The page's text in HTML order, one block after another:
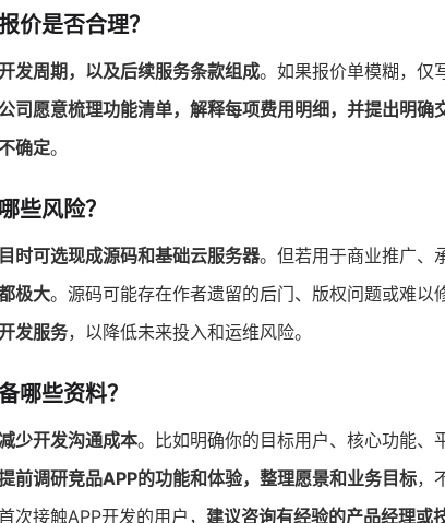
价是否合理？
发周期，以及后续服务条款组成。如果报价单模糊，仅
司愿意梳理功能清单，解释每项费用明细，并提出明确
确定。
些风险？
时可选现成源码和基础云服务器。但若用于商业推广、
极大。源码可能存在作者遗留的后门、版权问题或难以
发服务，以降低未来投入和运维风险。
哪些资料？
少开发沟通成本。比如明确你的目标用户、核心功能、
前调研竞品APP的功能和体验，整理愿景和业务目标，
次接触APP开发的用户， 建议咨询有经验的产品经理或